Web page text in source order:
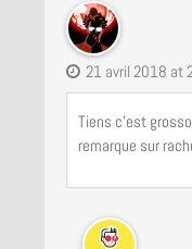
21 avril 2018 at
Tiens c’est
remarque sur